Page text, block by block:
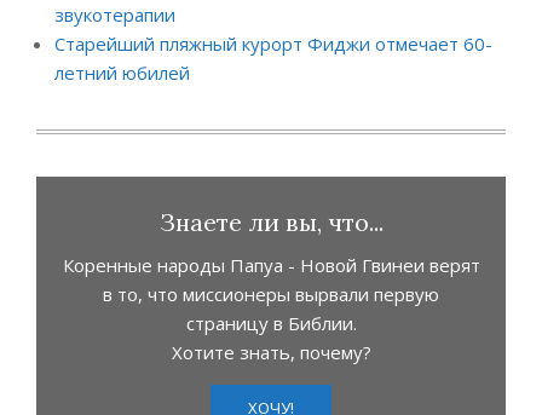
звукотерапии
Старейший пляжный курорт Фиджи отмечает 60-
летний юбилей
Знаете ли вы, что...
Коренные народы Папуа - Новой Гвинеи верят
в то, что миссионеры вырвали первую
страницу в Библии.
Хотите знать, почему?
ХОЧУ!